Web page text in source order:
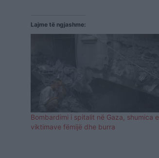
Lajme të ngjashme:
Bombardimi i spitalit në Gaza, shumica e
viktimave fëmijë dhe burra